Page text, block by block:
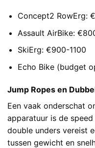
Concept2 RowErg:
Assault AirBike:
SkiErg: €900-1100
Echo Bike (budget
Jump Ropes en
Een vaak onderschat
apparatuur is de
double unders vereist
tussen gewicht en